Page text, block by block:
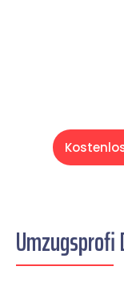
Umzugsprofi